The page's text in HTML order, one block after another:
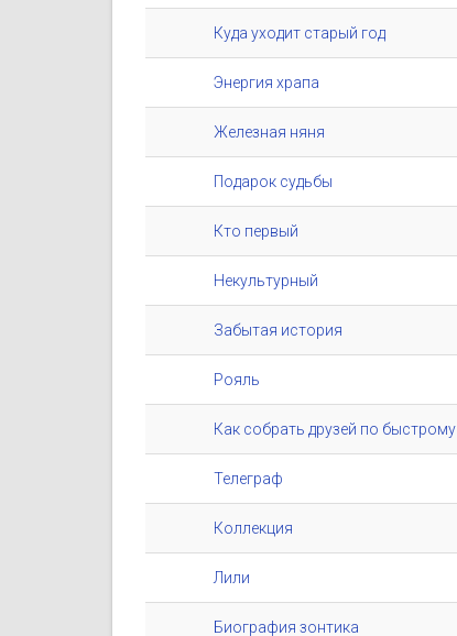
Куда уходит старый год
Энергия храпа
Железная няня
Подарок судьбы
Кто первый
Некультурный
Забытая история
Рояль
Как собрать друзей по быстрому
Телеграф
Коллекция
Лили
Биография зонтика